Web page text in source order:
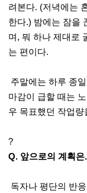
려본다. (저녁에는
한다.) 밤에는 잠을
며, 뭐 하나 제대로
는 편이다.
주말에는 하루 종
마감이 급할 때는
우 목표했던 작업
?
Q. 앞으로의 계획은.
독자나 평단의 반